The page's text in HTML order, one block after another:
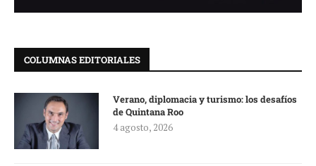
COLUMNAS EDITORIALES
Verano, diplomacia y turismo: los desafíos
de Quintana Roo
4 agosto, 2026